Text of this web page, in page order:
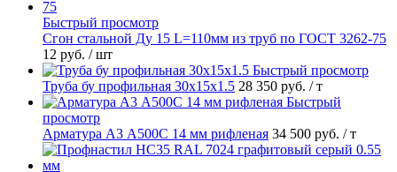
Быстрый просмотр
Сгон стальной Ду 15 L=110мм из труб по ГОСТ 3262-75
12 руб. / шт
Быстрый просмотр
Труба бу профильная 30х15х1.5 28 350 руб. / т
Быстрый
просмотр
Арматура А3 А500С 14 мм рифленая 34 500 руб. / т